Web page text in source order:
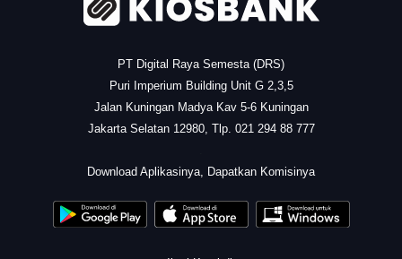
PT Digital Raya Semesta (DRS)
Puri Imperium Building Unit G 2,3,5
Jalan Kuningan Madya Kav 5-6 Kuningan
Jakarta Selatan 12980, Tlp. 021 294 88 777
Download Aplikasinya, Dapatkan Komisinya